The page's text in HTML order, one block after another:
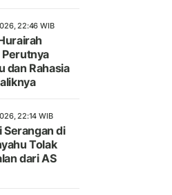
22:46 WIB
dan Rahasia
22:14 WIB
Serangan di
Tolak
dari AS